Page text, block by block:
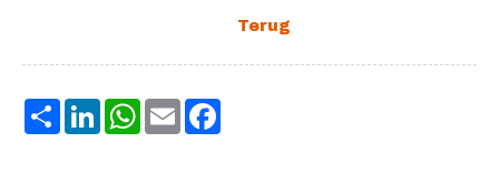
Share LinkedInWhatsApp
Email